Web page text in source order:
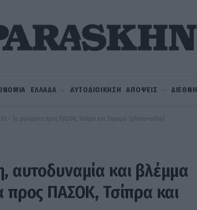
ΕΛΛΑΔΑ ΑΥΤΟΔΙΟΙΚΗΣΗ ΑΠΟΨΕΙΣ ΔΙΕΘΝΗ
– Τα μηνύματα προς ΠΑΣΟΚ, Τσίπρα και Σαμαρά (photo+video)
αυτοδυναμία και βλέμμα
προς ΠΑΣΟΚ, Τσίπρα και